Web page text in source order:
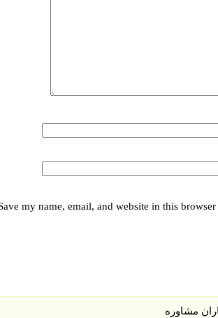
Save my name, email, and website in this